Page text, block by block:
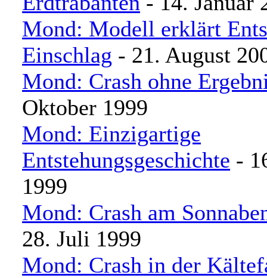
Mond: Modell erklärt
Einschlag - 21. August
Mond: Crash ohne
Oktober 1999
Mond: Einzigartige
Entstehungsgeschichte -
1999
Mond: Crash am
28. Juli 1999
Mond: Crash in der